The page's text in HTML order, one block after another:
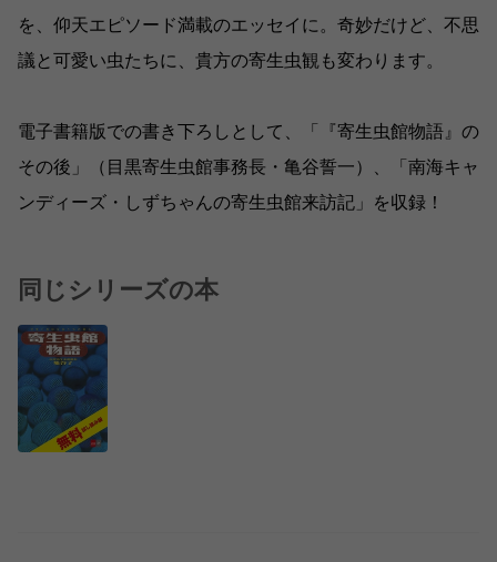
を、仰天エピソード満載のエッセイに。奇妙だけど、不思
議と可愛い虫たちに、貴方の寄生虫観も変わります。
電子書籍版での書き下ろしとして、「『寄生虫館物語』の
その後」（目黒寄生虫館事務長・亀谷誓一）、「南海キャ
ンディーズ・しずちゃんの寄生虫館来訪記」を収録！
同じシリーズの本